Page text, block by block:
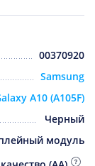
00370920
Samsung
A10 (A105F)
Черный
модуль